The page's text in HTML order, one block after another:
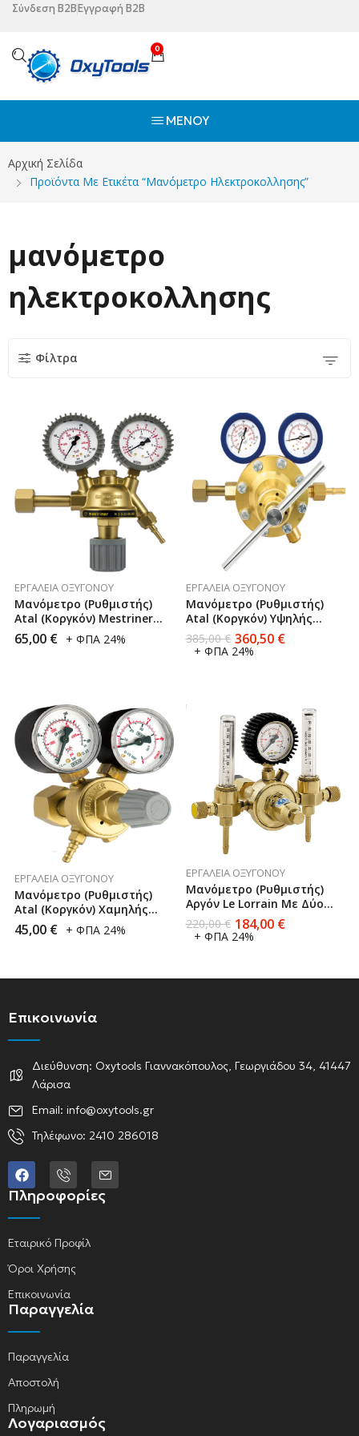
Σύνδεση B2BΕγγραφή B2B
0
ΜΕΝΟΎ
Αρχική Σελίδα
Προϊόντα Με Ετικέτα “μανόμετρο Ηλεκτροκολλησης”
μανόμετρο
ηλεκτροκολλησης
Φίλτρα
ΕΡΓΑΛΕΊΑ ΟΞΥΓΌΝΟΥ
Μανόμετρο (Ρυθμιστής)
Atal (Κοργκόν) Mestriner
Made In Italy
65,00 € + ΦΠΑ 24%
ΕΡΓΑΛΕΊΑ ΟΞΥΓΌΝΟΥ
Μανόμετρο (Ρυθμιστής)
Atal (Κοργκόν) Υψηλής
Παροχής Mestriner Made In
Italy
385,00€ 360,50 €
+ ΦΠΑ 24%
ΕΡΓΑΛΕΊΑ ΟΞΥΓΌΝΟΥ
Μανόμετρο (Ρυθμιστής)
Atal (Κοργκόν) Χαμηλής
Πίεσης Mestriner Made In
Italy
45,00 € + ΦΠΑ 24%
ΕΡΓΑΛΕΊΑ ΟΞΥΓΌΝΟΥ
Μανόμετρο (Ρυθμιστής)
Αργόν Le Lorrain Με Δύο
Ροόμετρα
220,00€ 184,00 €
+ ΦΠΑ 24%
Επικοινωνία
Διεύθυνση: Oxytools Γιαννακόπουλος, Γεωργιάδου 34, 41447
Λάρισα
Email: info@oxytools.gr
Τηλέφωνο: 2410 286018
Πληροφορίες
Εταιρικό Προφίλ
Όροι Χρήσης
Επικοινωνία
Παραγγελία
Παραγγελία
Αποστολή
Πληρωμή
Λογαριασμός